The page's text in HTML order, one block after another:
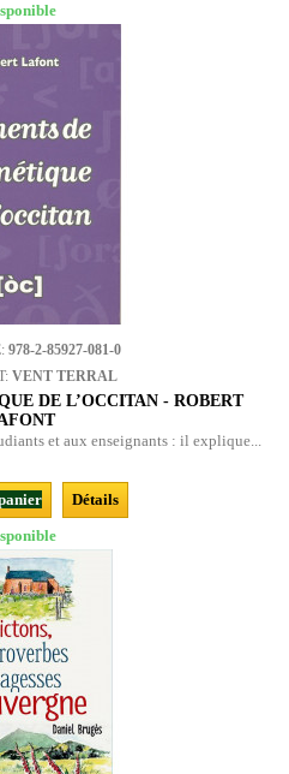
978-2-85927-081-0
VENT TERRAL
DE L’OCCITAN - ROBERT
et aux enseignants : il explique...
Détails